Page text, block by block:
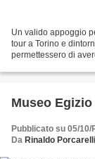
Un valido appoggio
tour a Torino e
permettessero di
Museo
Pubblicato su 05/10/
Da Rinaldo Porcarelli